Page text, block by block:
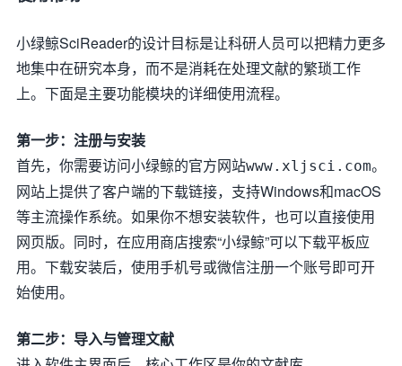
小绿鲸SciReader的设计目标是让科研人员可以把精力更多
地集中在研究本身，而不是消耗在处理文献的繁琐工作
上。下面是主要功能模块的详细使用流程。
第一步：注册与安装
首先，你需要访问小绿鲸的官方网站www.xljsci.com。
网站上提供了客户端的下载链接，支持Windows和macOS
等主流操作系统。如果你不想安装软件，也可以直接使用
网页版。同时，在应用商店搜索“小绿鲸”可以下载平板应
用。下载安装后，使用手机号或微信注册一个账号即可开
始使用。
第二步：导入与管理文献